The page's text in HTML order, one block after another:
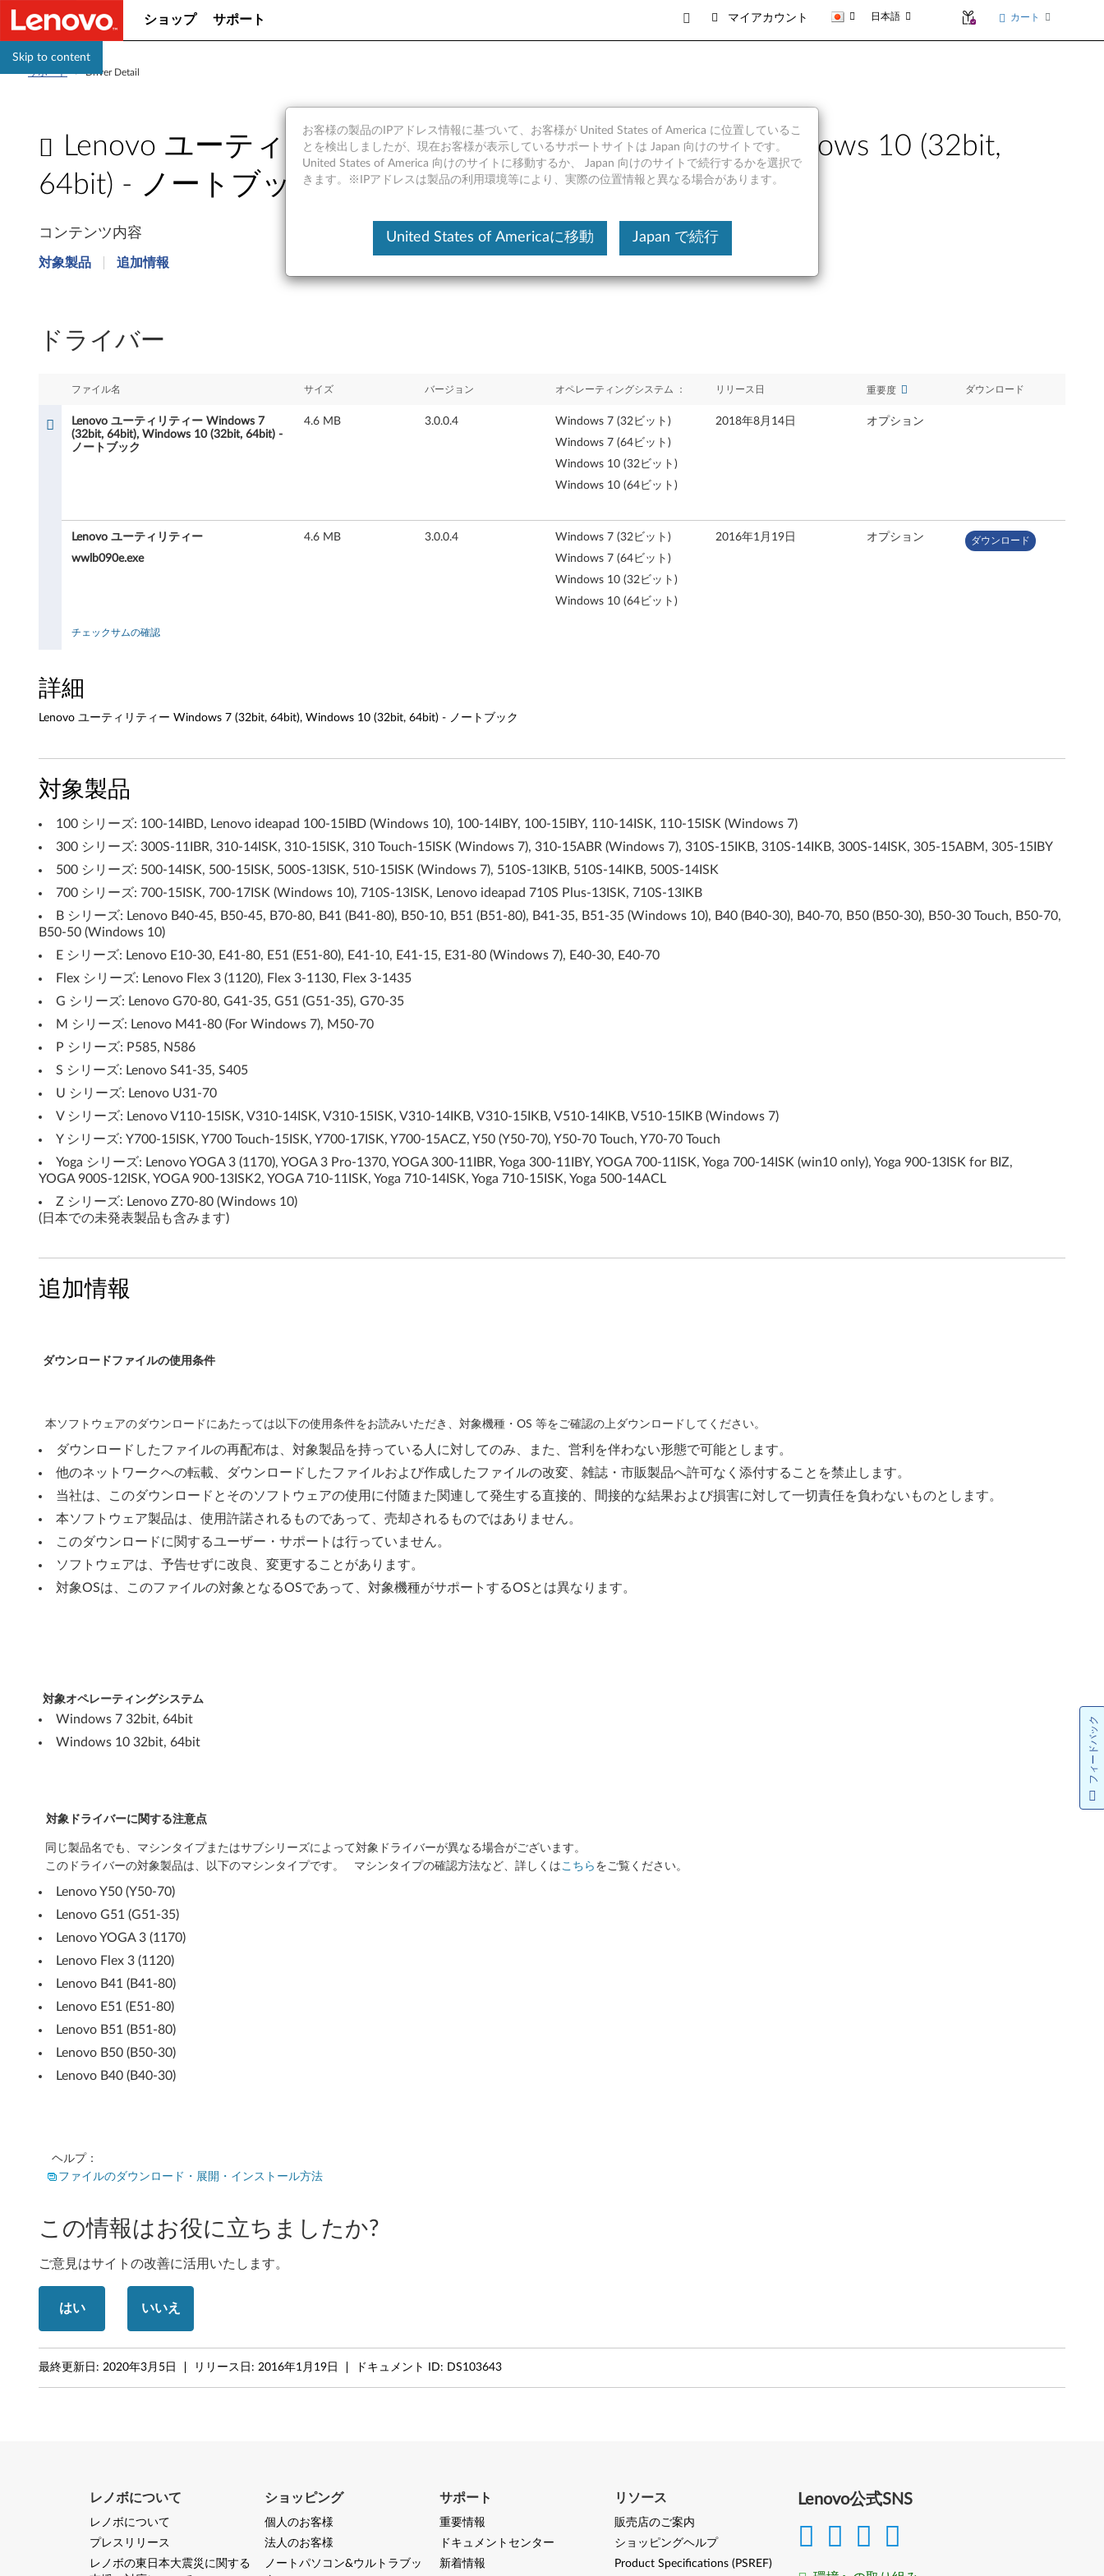
Skip to content
ショップ サポート マイアカウント 日本語 カート
サポート >Driver Detail
Lenovo ユーティリティー Windows 7 (32bit, 64bit), Windows 10 (32bit,
64bit) - ノートブック
e
v
i
n
d
o
w
s
7
(
3
2
b
i
t
,
6
4
b
t
)
W
n
d
o
w
s
1
3
2
t
6
4
b
i
t
)
-
ト
ッ
ク
コンテンツ内容
対象製品 追加情報
ドライバー
ファイル名 サイズ バージョン オペレーティングシステム ： リリース日 重要度 ダウンロード
Lenovo ユーティリティー Windows 7
(32bit, 64bit), Windows 10 (32bit, 64bit) -
ノートブック
4.6 MB 3.0.0.4
Windows 7 (32ビット)
Windows 7 (64ビット)
Windows 10 (32ビット)
Windows 10 (64ビット)
2018年8月14日 オプション
Lenovo ユーティリティー
wwlb090e.exe
4.6 MB 3.0.0.4
Windows 7 (32ビット)
Windows 7 (64ビット)
Windows 10 (32ビット)
Windows 10 (64ビット)
2016年1月19日 オプション ダウンロード
チェックサムの確認
詳細
Lenovo ユーティリティー Windows 7 (32bit, 64bit), Windows 10 (32bit, 64bit) - ノートブック
対象製品
100 シリーズ: 100-14IBD, Lenovo ideapad 100-15IBD (Windows 10), 100-14IBY, 100-15IBY, 110-14ISK, 110-15ISK (Windows 7)
300 シリーズ: 300S-11IBR, 310-14ISK, 310-15ISK, 310 Touch-15ISK (Windows 7), 310-15ABR (Windows 7), 310S-15IKB, 310S-14IKB, 300S-14ISK, 305-15ABM, 305-15IBY
500 シリーズ: 500-14ISK, 500-15ISK, 500S-13ISK, 510-15ISK (Windows 7), 510S-13IKB, 510S-14IKB, 500S-14ISK
700 シリーズ: 700-15ISK, 700-17ISK (Windows 10), 710S-13ISK, Lenovo ideapad 710S Plus-13ISK, 710S-13IKB
B シリーズ: Lenovo B40-45, B50-45, B70-80, B41 (B41-80), B50-10, B51 (B51-80), B41-35, B51-35 (Windows 10), B40 (B40-30), B40-70, B50 (B50-30), B50-30 Touch, B50-70,
B50-50 (Windows 10)
E シリーズ: Lenovo E10-30, E41-80, E51 (E51-80), E41-10, E41-15, E31-80 (Windows 7), E40-30, E40-70
Flex シリーズ: Lenovo Flex 3 (1120), Flex 3-1130, Flex 3-1435
G シリーズ: Lenovo G70-80, G41-35, G51 (G51-35), G70-35
M シリーズ: Lenovo M41-80 (For Windows 7), M50-70
P シリーズ: P585, N586
S シリーズ: Lenovo S41-35, S405
U シリーズ: Lenovo U31-70
V シリーズ: Lenovo V110-15ISK, V310-14ISK, V310-15ISK, V310-14IKB, V310-15IKB, V510-14IKB, V510-15IKB (Windows 7)
Y シリーズ: Y700-15ISK, Y700 Touch-15ISK, Y700-17ISK, Y700-15ACZ, Y50 (Y50-70), Y50-70 Touch, Y70-70 Touch
Yoga シリーズ: Lenovo YOGA 3 (1170), YOGA 3 Pro-1370, YOGA 300-11IBR, Yoga 300-11IBY, YOGA 700-11ISK, Yoga 700-14ISK (win10 only), Yoga 900-13ISK for BIZ,
YOGA 900S-12ISK, YOGA 900-13ISK2, YOGA 710-11ISK, Yoga 710-14ISK, Yoga 710-15ISK, Yoga 500-14ACL
Z シリーズ: Lenovo Z70-80 (Windows 10)
(日本での未発表製品も含みます)
追加情報
ダウンロードファイルの使用条件
本ソフトウェアのダウンロードにあたっては以下の使用条件をお読みいただき、対象機種・OS 等をご確認の上ダウンロードしてください。
ダウンロードしたファイルの再配布は、対象製品を持っている人に対してのみ、また、営利を伴わない形態で可能とします。
他のネットワークへの転載、ダウンロードしたファイルおよび作成したファイルの改変、雑誌・市販製品へ許可なく添付することを禁止します。
当社は、このダウンロードとそのソフトウェアの使用に付随また関連して発生する直接的、間接的な結果および損害に対して一切責任を負わないものとします。
本ソフトウェア製品は、使用許諾されるものであって、売却されるものではありません。
このダウンロードに関するユーザー・サポートは行っていません。
ソフトウェアは、予告せずに改良、変更することがあります。
対象OSは、このファイルの対象となるOSであって、対象機種がサポートするOSとは異なります。
対象オペレーティングシステム
Windows 7 32bit, 64bit
Windows 10 32bit, 64bit
対象ドライバーに関する注意点
同じ製品名でも、マシンタイプまたはサブシリーズによって対象ドライバーが異なる場合がございます。
このドライバーの対象製品は、以下のマシンタイプです。 マシンタイプの確認方法など、詳しくは こちら をご覧ください。
Lenovo Y50 (Y50-70)
Lenovo G51 (G51-35)
Lenovo YOGA 3 (1170)
Lenovo Flex 3 (1120)
Lenovo B41 (B41-80)
Lenovo E51 (E51-80)
Lenovo B51 (B51-80)
Lenovo B50 (B50-30)
Lenovo B40 (B40-30)
ヘルプ：
ファイルのダウンロード・展開・インストール方法
この情報はお役に立ちましたか?
ご意見はサイトの改善に活用いたします。
はい いいえ
最終更新日: 2020年3月5日 リリース日: 2016年1月19日 ドキュメント ID: DS103643
Lenovo公式SNS
お客様の製品のIPアドレス情報に基づいて、お客様が United States of America に位置しているこ
とを検出しましたが、現在お客様が表示しているサポートサイトは Japan 向けのサイトです。
United States of America 向けのサイトに移動するか、 Japan 向けのサイトで続行するかを選択で
きます。※IPアドレスは製品の利用環境等により、実際の位置情報と異なる場合があります。
United States of Americaに移動 Japan で続行
レノボについて
レノボについて
プレスリリース
レノボの東日本大震災に関する
ショッピング
個人のお客様
法人のお客様
ノートパソコン&ウルトラブッ
サポート
重要情報
ドキュメントセンター
新着情報
リソース
販売店のご案内
ショッピングヘルプ
Product Specifications (PSREF)
フィードバック